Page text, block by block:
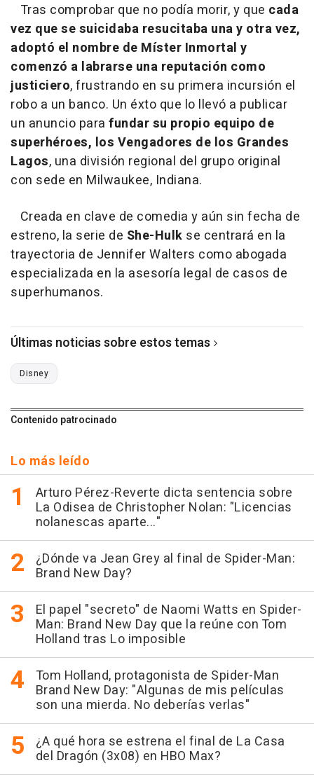
Tras comprobar que no podía morir, y que cada
vez que se suicidaba resucitaba una y otra vez,
adoptó el nombre de Míster Inmortal y
comenzó a labrarse una reputación como
justiciero, frustrando en su primera incursión el
robo a un banco. Un éxto que lo llevó a publicar
un anuncio para fundar su propio equipo de
superhéroes, los Vengadores de los Grandes
Lagos, una división regional del grupo original
con sede en Milwaukee, Indiana.
Creada en clave de comedia y aún sin fecha de
estreno, la serie de She-Hulk se centrará en la
trayectoria de Jennifer Walters como abogada
especializada en la asesoría legal de casos de
superhumanos.
Últimas noticias sobre estos temas
Disney
Contenido patrocinado
Lo más leído
Arturo Pérez-Reverte dicta sentencia sobre
La Odisea de Christopher Nolan: "Licencias
nolanescas aparte..."
¿Dónde va Jean Grey al final de Spider-Man:
Brand New Day?
El papel "secreto" de Naomi Watts en Spider-
Man: Brand New Day que la reúne con Tom
Holland tras Lo imposible
Tom Holland, protagonista de Spider-Man
Brand New Day: "Algunas de mis películas
son una mierda. No deberías verlas"
¿A qué hora se estrena el final de La Casa
del Dragón (3x08) en HBO Max?